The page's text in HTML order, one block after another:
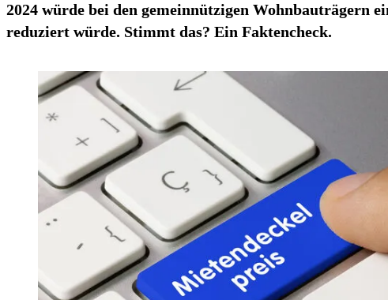
2024 würde bei den gemeinnützigen Wohnbauträgern
reduziert würde. Stimmt das? Ein Faktencheck.